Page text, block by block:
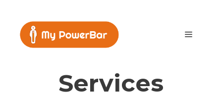
content
Menu
Services